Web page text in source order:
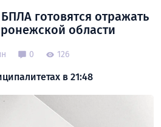
готовятся отражать
области
0 126
в 21:48